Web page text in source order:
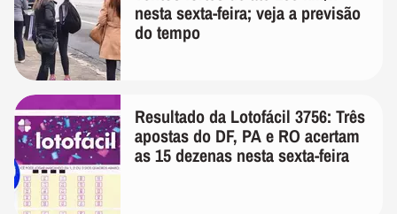
nesta sexta-feira; veja a previsão
do tempo
Resultado da Lotofácil 3756: Três
apostas do DF, PA e RO acertam
as 15 dezenas nesta sexta-feira